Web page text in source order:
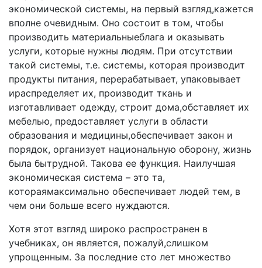
экономической системы, на первый взгляд,кажется
впол­не очевидным. Оно состоит в том, чтобы
производить мате­риальныеблага и оказывать
услуги, которые нужны людям. При отсутствии
такой системы, т.е. системы, которая про­изводит
продукты питания, перерабатывает, упаковывает
ираспределяет их, производит ткань и
изготавливает одежду, строит дома,обставляет их
мебелью, предоставляет услу­ги в области
образования и медицины,обеспечивает закон и
порядок, организует национальную оборону, жизнь
была бытрудной. Такова ее функция. Наилучшая
эконо­мическая система – это та,
котораямаксимально обеспе­чивает людей тем, в
чем они больше всего нуждаются.
Хотя этот взгляд широко распространен в
учебниках, он является, пожалуй,слишком
упрощенным. За послед­ние сто лет множество